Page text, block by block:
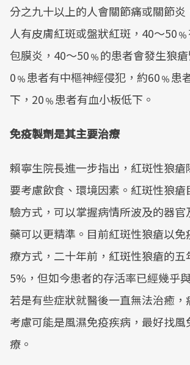
分之九十以上的人會關節痛或關節炎
人有皮膚紅斑或盤狀紅斑，40～
包膜炎，40～50﹪的患者會發生狼
0﹪患者有中樞神經侵犯，約60﹪患
下，20﹪患者有血小板低下。
免疫製劑是其主要治療
賴寧生院長進一步指出，紅斑性狼瘡
要考慮飲食、環境因素。紅斑性狼瘡
驗方式，可以掌握病情所波及的器官
藥可以更精準。目前紅斑性狼瘡以免
療方式，二十年前，紅斑性狼瘡的五
5%，但如今患者的存活率已經幾乎
若是有些症狀就醫後一直無法治癒，
考慮可能是風濕免疫疾病，最好找風
療。